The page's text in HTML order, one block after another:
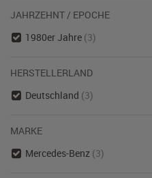
JAHRZEHNT / EPOCHE
1980er Jahre (3)
HERSTELLERLAND
Deutschland (3)
MARKE
Mercedes-Benz (3)